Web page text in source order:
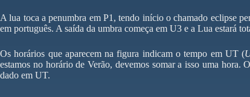
A lua toca a penumbra em P1, tendo início o chamado eclipse
em português. A saída da umbra começa em U3 e a Lua estará
Os horários que aparecem na figura indicam o tempo em UT (
estamos no horário de Verão, devemos somar a isso uma hora.
dado em UT.